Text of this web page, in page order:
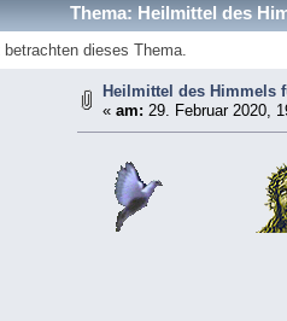
Thema: Heilmittel des
dieses Thema.
Heilmittel des Himmels
«am: 29. Februar 2020,